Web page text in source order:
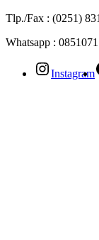
Tlp./Fax : (0251)
Whatsapp :
Instagram